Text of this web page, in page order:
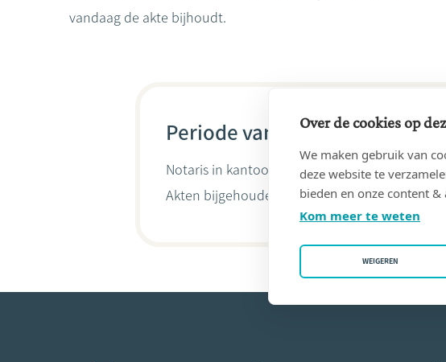
vandaag de akte bijhoudt.
Periode van 16/04/2019 tot
Notaris in kantoor RENE & PHILIPPE VAN DEN
Akten bijgehouden doorPhilippe Van Den
Over de cookies op
We maken gebruik van
deze website te
bieden en onze content
Kom meer te weten
WEIGEREN